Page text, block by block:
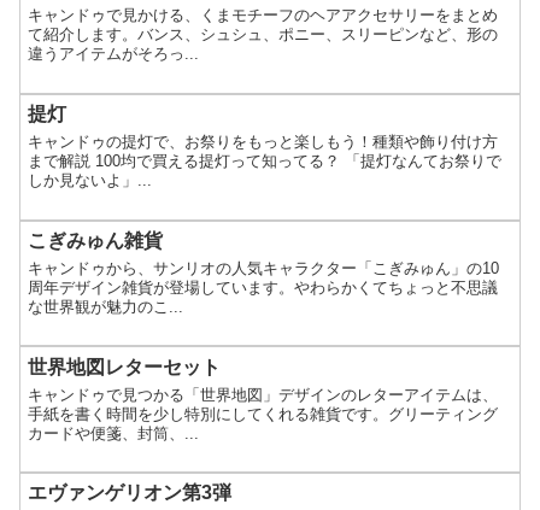
キャンドゥで見かける、くまモチーフのヘアアクセサリーをまとめ
て紹介します。バンス、シュシュ、ポニー、スリーピンなど、形の
違うアイテムがそろっ...
提灯
キャンドゥの提灯で、お祭りをもっと楽しもう！種類や飾り付け方
まで解説 100均で買える提灯って知ってる？ 「提灯なんてお祭りで
しか見ないよ」...
こぎみゅん雑貨
キャンドゥから、サンリオの人気キャラクター「こぎみゅん」の10
周年デザイン雑貨が登場しています。やわらかくてちょっと不思議
な世界観が魅力のこ...
世界地図レターセット
キャンドゥで見つかる「世界地図」デザインのレターアイテムは、
手紙を書く時間を少し特別にしてくれる雑貨です。グリーティング
カードや便箋、封筒、...
エヴァンゲリオン第3弾